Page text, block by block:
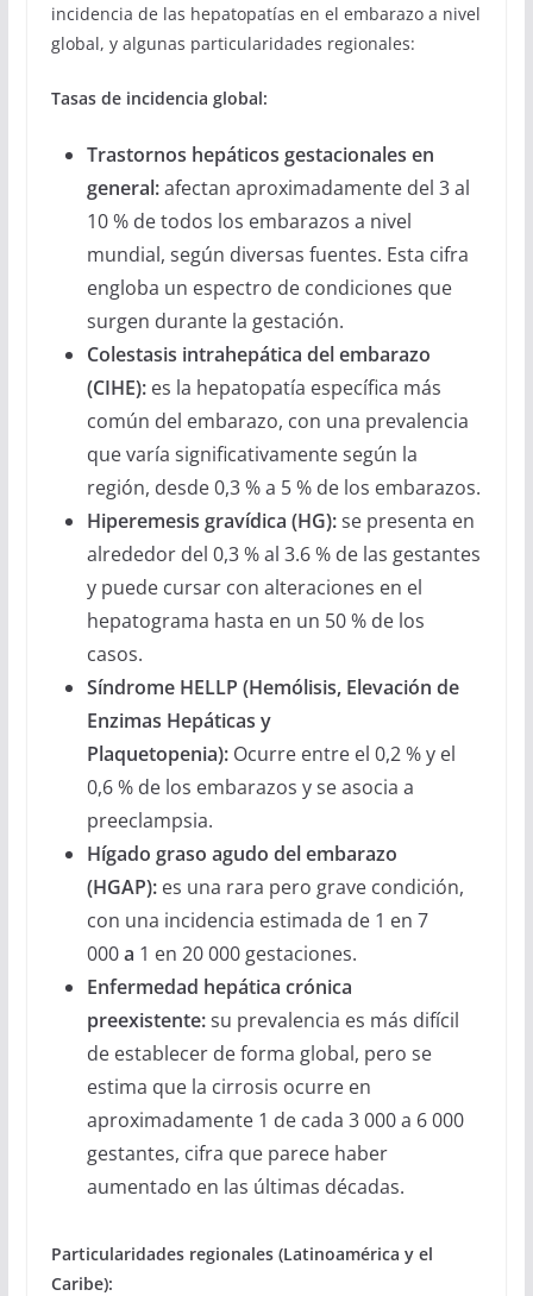
incidencia de las hepatopatías en el embarazo a nivel
global, y algunas particularidades regionales:
Tasas de incidencia global:
Trastornos hepáticos gestacionales en
general:afectan aproximadamente del 3 al
10 % de todos los embarazos a nivel
mundial, según diversas fuentes. Esta cifra
engloba un espectro de condiciones que
surgen durante la gestación.
Colestasis intrahepática del embarazo
(CIHE):es la hepatopatía específica más
común del embarazo, con una prevalencia
que varía significativamente según la
región, desde 0,3 % a 5 % de los embarazos.
Hiperemesis gravídica (HG):se presenta en
alrededor del 0,3 % al 3.6 % de las gestantes
y puede cursar con alteraciones en el
hepatograma hasta en un 50 % de los
casos.
Síndrome HELLP (Hemólisis, Elevación de
Enzimas Hepáticas y
Plaquetopenia):Ocurre entre el 0,2 % y el
0,6 % de los embarazos y se asocia a
preeclampsia.
Hígado graso agudo del embarazo
(HGAP):es una rara pero grave condición,
con una incidencia estimada de 1 en 7
000a 1 en 20 000 gestaciones.
Enfermedad hepática crónica
preexistente:su prevalencia es más difícil
de establecer de forma global, pero se
estima que la cirrosis ocurre en
aproximadamente 1 de cada 3 000 a 6 000
gestantes, cifra que parece haber
aumentado en las últimas décadas.
Particularidades regionales (Latinoamérica y el
Caribe):